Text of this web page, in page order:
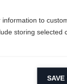
to
storing selected
and reporting
SAVE